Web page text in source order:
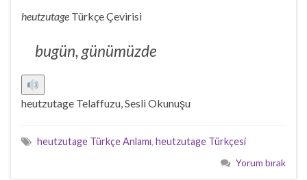
heutzutage Türkçe Çevirisi
bugün, günümüzde
heutzutage Telaffuzu, Sesli Okunuşu
heutzutage Türkçe Anlamı, heutzutage Türkçesi
Yorum bırak